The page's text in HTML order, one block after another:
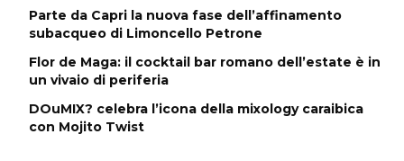
Parte da Capri la nuova fase dell’affinamento
subacqueo di Limoncello Petrone
Flor de Maga: il cocktail bar romano dell’estate è in
un vivaio di periferia
DOuMIX? celebra l’icona della mixology caraibica
con Mojito Twist